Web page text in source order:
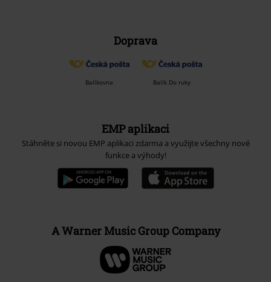
Doprava
Balíkovna Balík Do ruky
EMP aplikaci
Stáhněte si novou EMP aplikaci zdarma a využijte všechny nové
funkce a výhody!
A Warner Music Group Company